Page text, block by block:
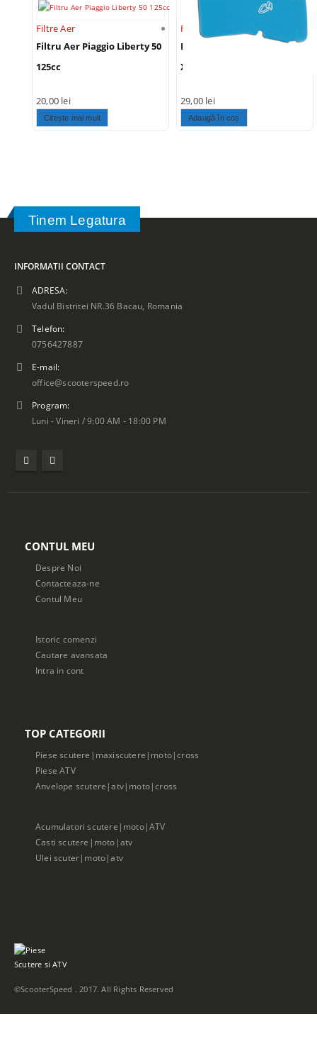
Filtre Aer
Filtru Aer Piaggio Liberty 50
125cc
20,00 lei
Citește mai mult
Filtre Aer
Filtru Aer Burete Yamaha
X-Power Tzr 50cc
29,00 lei
Adaugă în coș
Tinem Legatura
INFORMATII CONTACT
ADRESA:
Vadul Bistritei NR.36 Bacau, Romania
Telefon:
0756427887
E-mail:
office@scooterspeed.ro
Program:
Luni - Vineri / 9:00 AM - 18:00 PM
CONTUL MEU
Despre Noi
Contacteaza-ne
Contul Meu
Istoric comenzi
Cautare avansata
Intra in cont
TOP CATEGORII
Piese scutere|maxiscutere|moto|cross
Piese ATV
Anvelope scutere|atv|moto|cross
Acumulatori scutere|moto|ATV
Casti scutere|moto|atv
Ulei scuter|moto|atv
©ScooterSpeed . 2017. All Rights Reserved